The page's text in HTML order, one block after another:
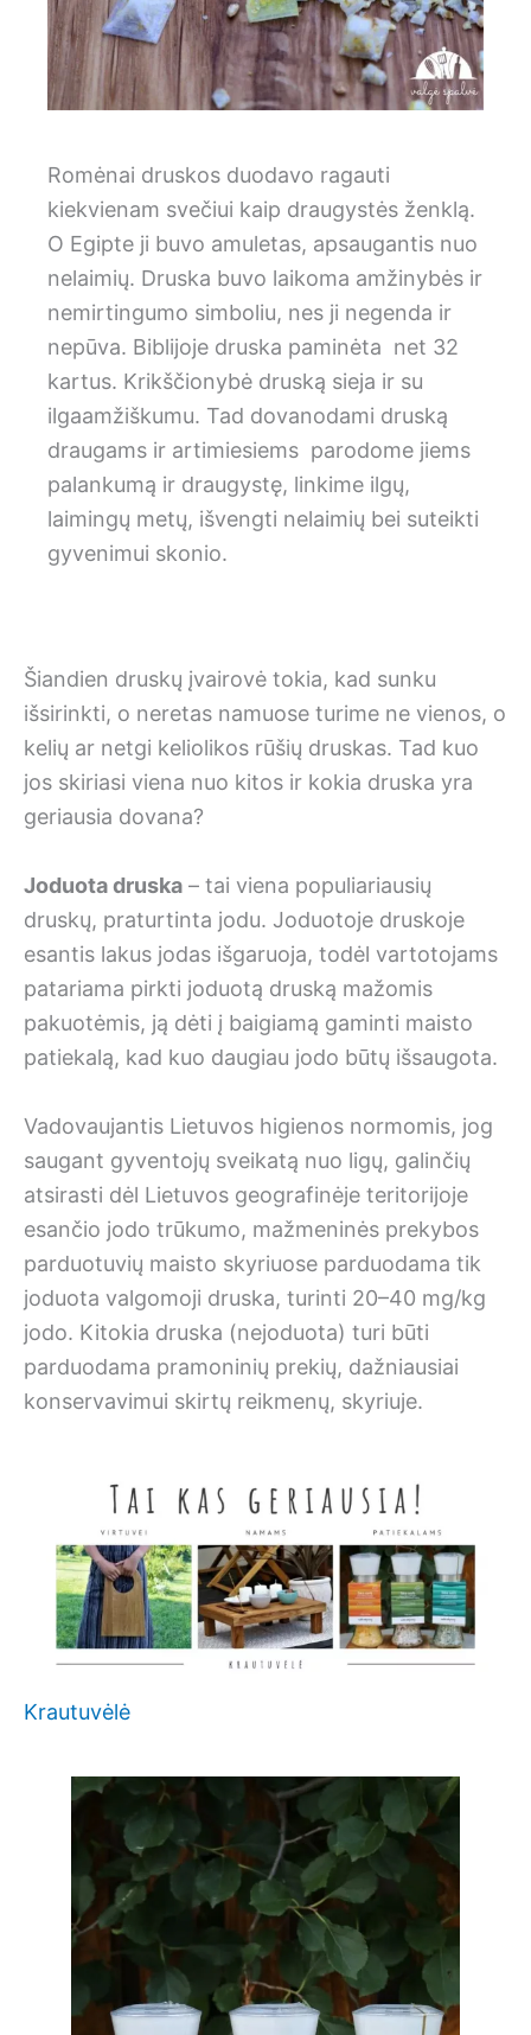
Romėnai druskos duodavo ragauti
kiekvienam svečiui kaip draugystės ženklą.
O Egipte ji buvo amuletas, apsaugantis nuo
nelaimių. Druska buvo laikoma amžinybės ir
nemirtingumo simboliu, nes ji negenda ir
nepūva. Biblijoje druska paminėta net 32
kartus. Krikščionybė druską sieja ir su
ilgaamžiškumu. Tad dovanodami druską
draugams ir artimiesiems parodome jiems
palankumą ir draugystę, linkime ilgų,
laimingų metų, išvengti nelaimių bei suteikti
gyvenimui skonio.
Šiandien druskų įvairovė tokia, kad sunku
išsirinkti, o neretas namuose turime ne vienos, o
kelių ar netgi keliolikos rūšių druskas. Tad kuo
jos skiriasi viena nuo kitos ir kokia druska yra
geriausia dovana?
Joduota druska – tai viena populiariausių
druskų, praturtinta jodu. Joduotoje druskoje
esantis lakus jodas išgaruoja, todėl vartotojams
patariama pirkti joduotą druską mažomis
pakuotėmis, ją dėti į baigiamą gaminti maisto
patiekalą, kad kuo daugiau jodo būtų išsaugota.
Vadovaujantis Lietuvos higienos normomis, jog
saugant gyventojų sveikatą nuo ligų, galinčių
atsirasti dėl Lietuvos geografinėje teritorijoje
esančio jodo trūkumo, mažmeninės prekybos
parduotuvių maisto skyriuose parduodama tik
joduota valgomoji druska, turinti 20–40 mg/kg
jodo. Kitokia druska (nejoduota) turi būti
parduodama pramoninių prekių, dažniausiai
konservavimui skirtų reikmenų, skyriuje.
Krautuvėlė